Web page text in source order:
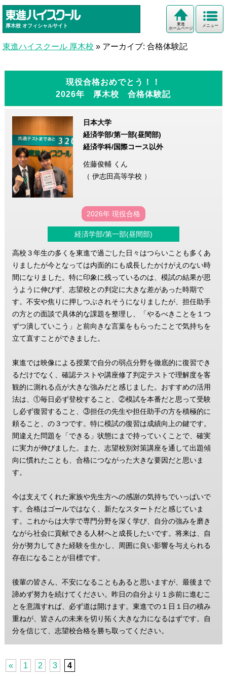
厚木校 オフィシャルサイト メニュー
東進
ホームページ
東進ハイスクール 厚木校 » アーカイブ: 合格体験記
現役合格おめでとう！！
2026年 厚木校 合格体験記
日本大学
経済学部/第一部(昼間部)
経済学科/国際コース以外
佐藤俊輔 くん
（ 伊志田高等学校 ）
2026年 現役合格
経済学部/第一部(昼間部)
高校３年生の多くを東進で過ごした日々はつらいことも多くあ
りましたが今となっては内面的にも成長したかけがえのない時
間になりました。特に印象に残っているのは、模試の結果が思
うように伸びず、志望校との判定に大きな差があった時期で
す。不安や焦りに押しつぶされそうになりましたが、担任助手
の方との面談で具体的な課題を整理し、「やるべきことを１つ
ずつ潰していこう」と前向きな言葉をもらったことで気持ちを
立て直すことができました。
東進では映像による授業で自分の弱点分野を徹底的に復習でき
るだけでなく、確認テストや講座修了判定テストで理解度を客
観的に測れる点が大きな強みだと感じました。おすすめの活用
法は、①毎日必ず登校すること、②模試を本番だと思って受験
し必ず復習すること、③担任の先生や担任助手の方を積極的に
頼ること、の３つです。特に模試の復習は成績向上の鍵です。
間違えた問題を「できる」状態にまで持っていくことで、確実
に実力が伸びました。また、志望校別対策講座を通して出題傾
向に慣れたことも、合格につながった大きな要因だと思いま
す。
今は支えてくれた家族や先生方への感謝の気持ちでいっぱいで
す。合格はゴールではなく、新たなスタートだと感じていま
す。これからは大学で専門分野を深く学び、自分の強みを磨き
ながら社会に貢献できる人材へと成長したいです。将来は、自
分が努力してきた経験を生かし、周囲に良い影響を与えられる
存在になることが目標です。
後輩の皆さん、不安になることもあると思いますが、最後まで
諦めず努力を続けてください。昨日の自分より１歩前に進むこ
とを意識すれば、必ず道は開けます。東進での１日１日の積み
重ねが、皆さんの未来を切り拓く大きな力になるはずです。自
分を信じて、志望校合格を勝ち取ってください。
« 1 2 3 4